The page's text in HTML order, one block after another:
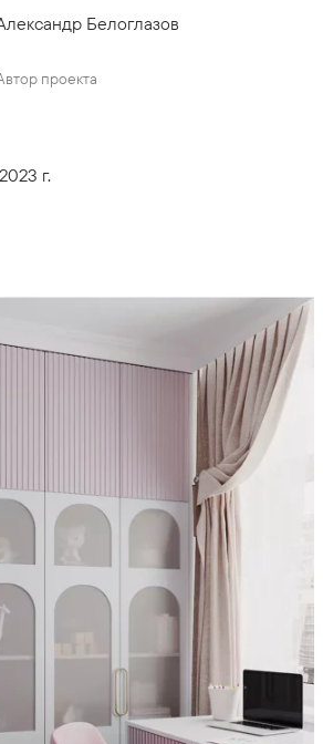
Белоглазов
проекта
г.